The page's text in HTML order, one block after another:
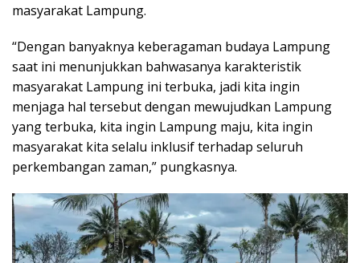
masyarakat Lampung.
“Dengan banyaknya keberagaman budaya Lampung
saat ini menunjukkan bahwasanya karakteristik
masyarakat Lampung ini terbuka, jadi kita ingin
menjaga hal tersebut dengan mewujudkan Lampung
yang terbuka, kita ingin Lampung maju, kita ingin
masyarakat kita selalu inklusif terhadap seluruh
perkembangan zaman,” pungkasnya.